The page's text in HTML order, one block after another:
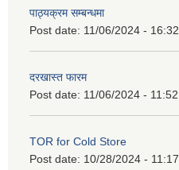
पाठ्यक्रम सम्बन्धमा
Post date: 11/06/2024 - 16:32
दरखास्त फारम
Post date: 11/06/2024 - 11:52
TOR for Cold Store
Post date: 10/28/2024 - 11:17